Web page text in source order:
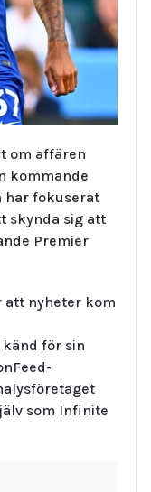
om affären
kommande
har fokuserat
skynda sig att
Premier
att nyheter kom
för sin
som Infinite